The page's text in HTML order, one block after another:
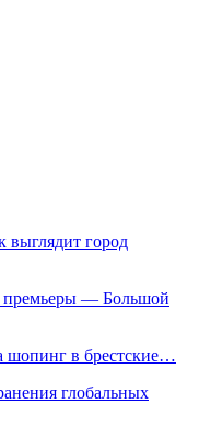
выглядит город
премьеры — Большой
шопинг в брестские…
глобальных